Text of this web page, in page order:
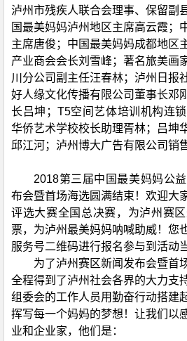
泸州市残疾人联合会理事、保留副
国最美妈妈泸州地区主席高云霞；
主席唐俊；中国最美妈妈成都地区
产业商会会长刘雪峰；著名旅美画
川分公司副主任汪春林；泸州日报
好人缘文化传播有限公司董事长邓
长吕坤；T5空间艺体培训机构连
华侨艺术学校校长助理胥林；吕坤
邱江河；泸州博大广告有限公司销
2018第三届中国最美妈妈公
布会暨首场海选圆满结束！欢迎大
评选大赛全国总决赛，为泸州赛
票，为泸州最美妈妈呐喊助威！您
服务号二维码进行报名参与到活动
为了泸州赛区新闻发布会暨首
全程得到了泸州社会各界的大力支
组委会的工作人员用勤奋行动搭建
挥写每一个妈妈的梦想！让我们以
业和企业家，他们是：